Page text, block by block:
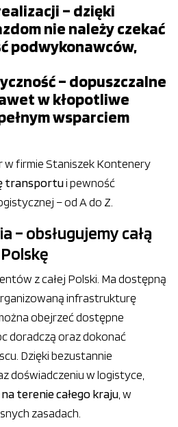
– dzięki
nie należy czekać
podwykonawców,
– dopuszczalne
w kłopotliwe
wsparciem
w firmie Staniszek Kontenery
transportui pewność
– od A do Z.
– obsługujemy całą
Polskę
z całej Polski. Ma dostępną
infrastrukturę
obejrzeć dostępne
doradczą oraz dokonać
Dzięki bezustannie
doświadczeniu w logistyce,
terenie całego kraju, w
zasadach.